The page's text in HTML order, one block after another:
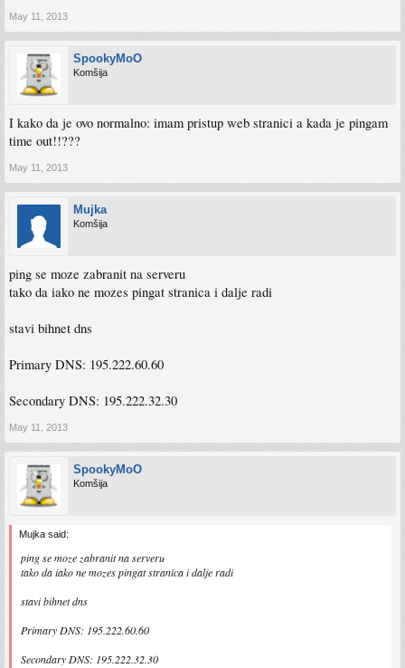
May 11, 2013
SpookyMoO
Komšija
I kako da je ovo normalno: imam pristup web stranici a kada je pingam
time out!!???
May 11, 2013
Mujka
Komšija
ping se moze zabranit na serveru
tako da iako ne mozes pingat stranica i dalje radi
stavi bihnet dns
Primary DNS: 195.222.60.60
Secondary DNS: 195.222.32.30
May 11, 2013
SpookyMoO
Komšija
Mujka said:
ping se moze zabranit na serveru
tako da iako ne mozes pingat stranica i dalje radi
stavi bihnet dns
Primary DNS: 195.222.60.60
Secondary DNS: 195.222.32.30